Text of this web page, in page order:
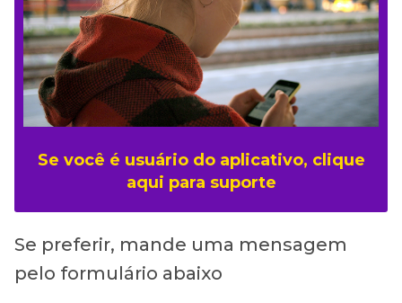
Se você é usuário do aplicativo, clique
aqui para suporte
Se preferir, mande uma mensagem
pelo formulário abaixo